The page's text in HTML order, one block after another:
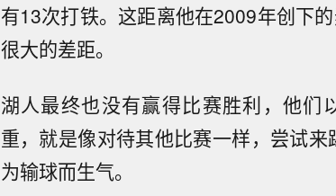
有13次打铁。这距离他在2009年创下
很大的差距。
湖人最终也没有赢得比赛胜利，他们
重，就是像对待其他比赛一样，尝试
为输球而生气。